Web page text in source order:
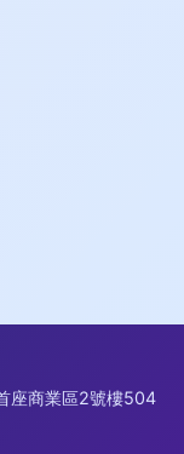
座商業區2號樓504